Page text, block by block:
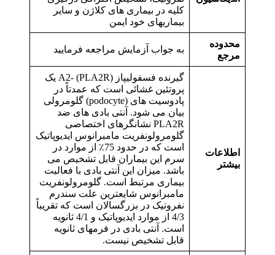
کلیه در بیماری های کلاژن و سایر
بیماریهای خود ایمن
محدوده
مرجع
به جواب آزمایش مراجعه فرمایید
اطلاعات
بیشتر
گیرنده فسفولیپاز A2- (PLA2R) یک
پروتئین غشائی است که عمدتاً در
پادوسیت های (podocyte) گلومرولی
بیان می شود. آنتی بادی های ضد
PLA2R نشانگرهای اختصاصی
گلومرولونفریت مامبرانوس ایدیوپاتیک
است که در حدود 75٪ از موارد در
سرم این بیماران قابل تشخیص می
باشد. میزان این آنتی بادی با فعالیت
بیماری مرتبط است. گلومرولونفریت
مامبرانوس شایعترین علت سندرم
نفروتیک در بزرگسالان است که تقریباً
4/3 از موارد ایدیوپاتیک و 4/1 ثانویه
است. آنتی بادی در فرمهای ثانویه
قابل تشخیص نیست.